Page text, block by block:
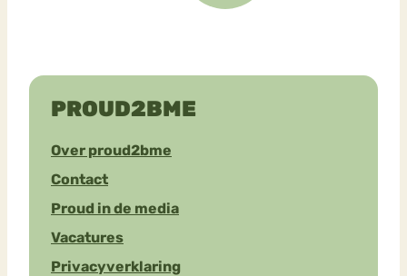
PROUD2BME
Over proud2bme
Contact
Proud in de media
Vacatures
Privacyverklaring